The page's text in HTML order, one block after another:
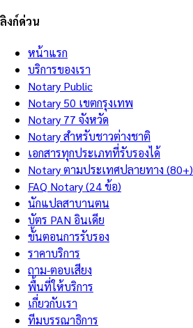
ลิงก์ด่วน
หน้าแรก
บริการของเรา
Notary Public
Notary 50 เขตกรุงเทพ
Notary 77 จังหวัด
Notary สำหรับชาวต่างชาติ
เอกสารทุกประเภทที่รับรองได้
Notary ตามประเทศปลายทาง (80+)
FAQ Notary (24 ข้อ)
นักแปลสาบานตน
บัตร PAN อินเดีย
ขั้นตอนการรับรอง
ราคาบริการ
ถาม-ตอบเสียง
พื้นที่ให้บริการ
เกี่ยวกับเรา
ทีมบรรณาธิการ